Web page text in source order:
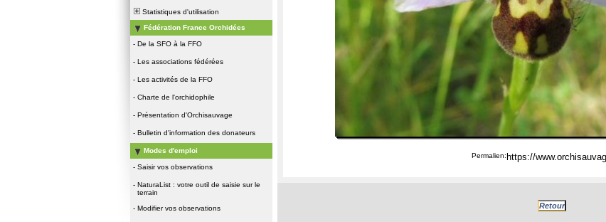
Statistiques d'utilisation
Fédération France Orchidées
- De la SFO à la FFO
- Les associations fédérées
- Les activités de la FFO
- Charte de l'orchidophile
- Présentation d'Orchisauvage
- Bulletin d'information des donateurs
Modes d'emploi
- Saisir vos observations
- NaturaList : votre outil de saisie sur le
terrain
- Modifier vos observations
Permalien: